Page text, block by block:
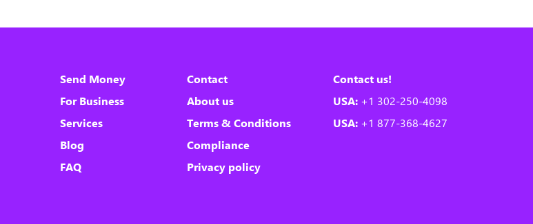
Send Money
For Business
Services
Blog
FAQ
Contact
About us
Terms & Conditions
Compliance
Privacy policy
Contact us!
USA: +1 302-250-4098
USA: +1 877-368-4627
enhance the overall user experience.
Take a look at ourCookies Policy
for more